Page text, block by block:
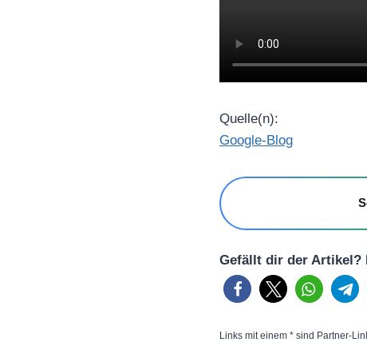
Quelle(n):
Google-Blog
Gefällt dir der Artikel?
Links mit einem * sind Partner-